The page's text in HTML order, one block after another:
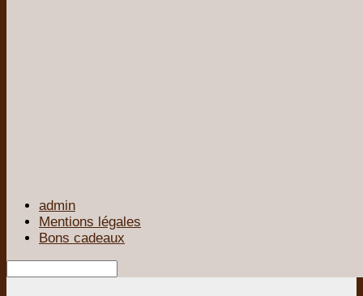
admin
Mentions légales
Bons cadeaux